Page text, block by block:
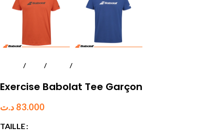
Padel Textile Juniors et enfants
Exercise Babolat Tee Garçon
83.000 د.ت
TAILLE